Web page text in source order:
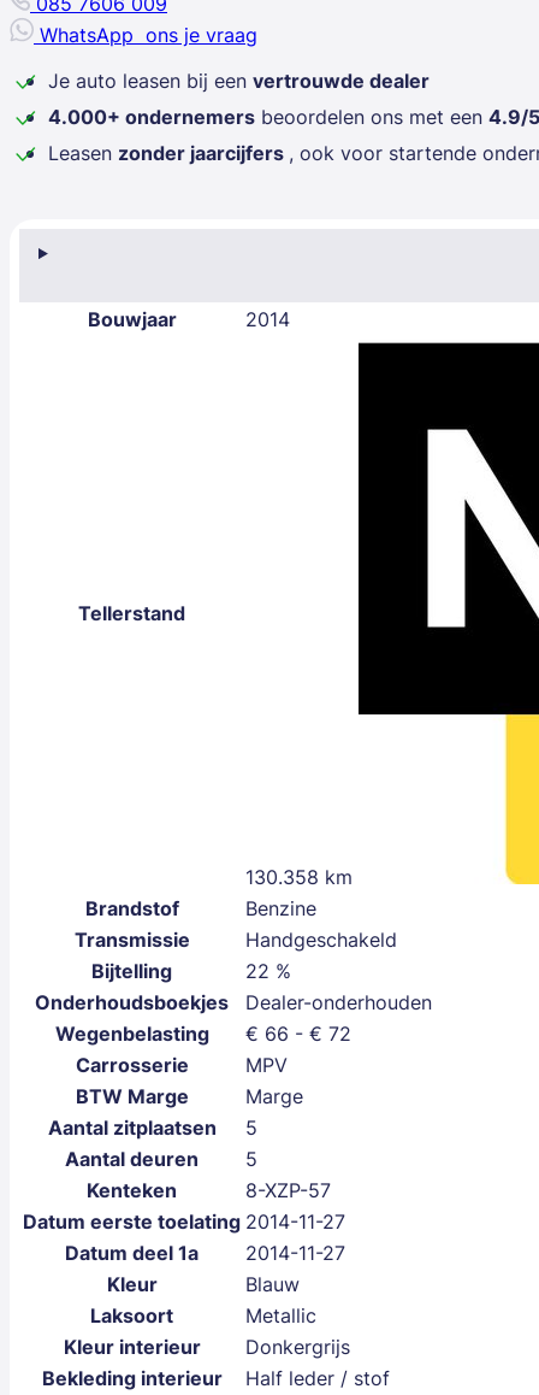
Bouwjaar 2014
Tellerstand
130.358 km
Brandstof
Benzine
Transmissie
Handgeschakeld
Bijtelling
22 %
Onderhoudsboekjes
Dealer-onderhouden
Wegenbelasting
€ 66 - € 72
Carrosserie
MPV
BTW Marge
Marge
Aantal zitplaatsen
5
Aantal deuren
5
Kenteken
8-XZP-57
Datum eerste toelating 2014-11-27
Datum deel 1a
2014-11-27
Kleur
Blauw
Laksoort
Metallic
Kleur interieur
Donkergrijs
Bekleding interieur
Half leder / stof
WhatsApp ons je vraag
Je auto leasen bij een vertrouwde dealer
4.000+ ondernemers beoordelen ons met een 4.9/5
Leasen zonder jaarcijfers , ook voor startende